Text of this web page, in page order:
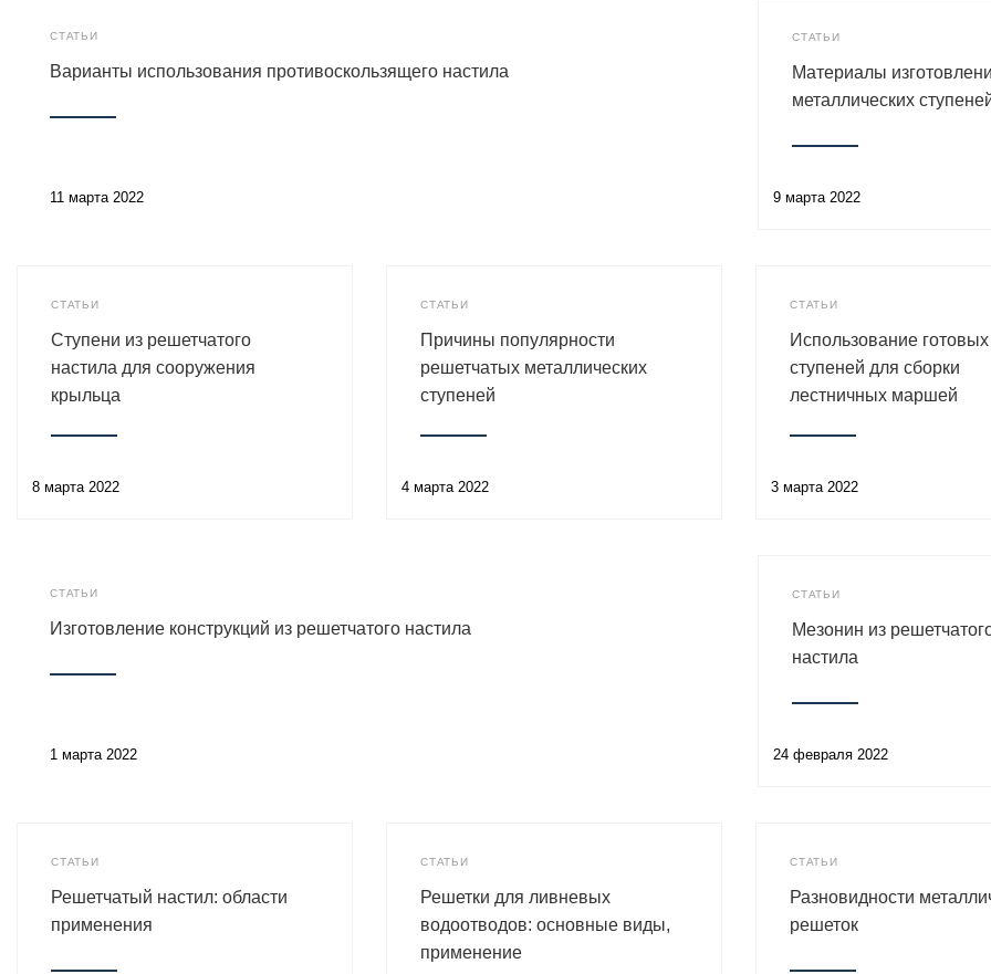
СТАТЬИ
Варианты использования противоскользящего настила
11 марта 2022
СТАТЬИ
Материалы
металлических
9 марта 2022
СТАТЬИ
Ступени из решетчатого
настила для сооружения
крыльца
8 марта 2022
СТАТЬИ
Причины популярности
решетчатых металлических
ступеней
4 марта 2022
СТАТЬИ
Использование готовых
ступеней для сборки
лестничных маршей
3 марта 2022
СТАТЬИ
Изготовление конструкций из решетчатого настила
1 марта 2022
СТАТЬИ
Мезонин из
настила
24 февраля 2022
СТАТЬИ
Решетчатый настил: области
применения
СТАТЬИ
Решетки для ливневых
водоотводов: основные виды,
применение
СТАТЬИ
Разновидности
решеток